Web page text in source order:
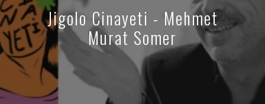
Jigolo Cinayeti - Mehmet
Murat Somer